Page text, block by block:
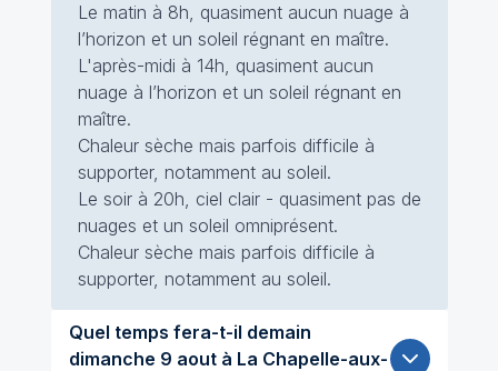
Le matin à 8h, quasiment aucun nuage à
l’horizon et un soleil régnant en maître.
L'après-midi à 14h, quasiment aucun
nuage à l’horizon et un soleil régnant en
maître.
Chaleur sèche mais parfois difficile à
supporter, notamment au soleil.
Le soir à 20h, ciel clair - quasiment pas de
nuages et un soleil omniprésent.
Chaleur sèche mais parfois difficile à
supporter, notamment au soleil.
Quel temps fera-t-il demain
dimanche 9 aout à La Chapelle-aux-